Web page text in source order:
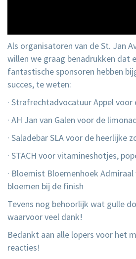
Als organisatoren van de St. Jan
willen we graag benadrukken dat
fantastische sponsoren hebben
succes, te weten:
· Strafrechtadvocatuur Appel voor
· AH Jan van Galen voor de
· Saladebar SLA voor de heerlijke
· STACH voor vitamineshotjes,
· Bloemist Bloemenhoek
bloemen bij de finish
Tevens nog behoorlijk wat gulle
waarvoor veel dank!
Bedankt aan alle lopers voor het
reacties!